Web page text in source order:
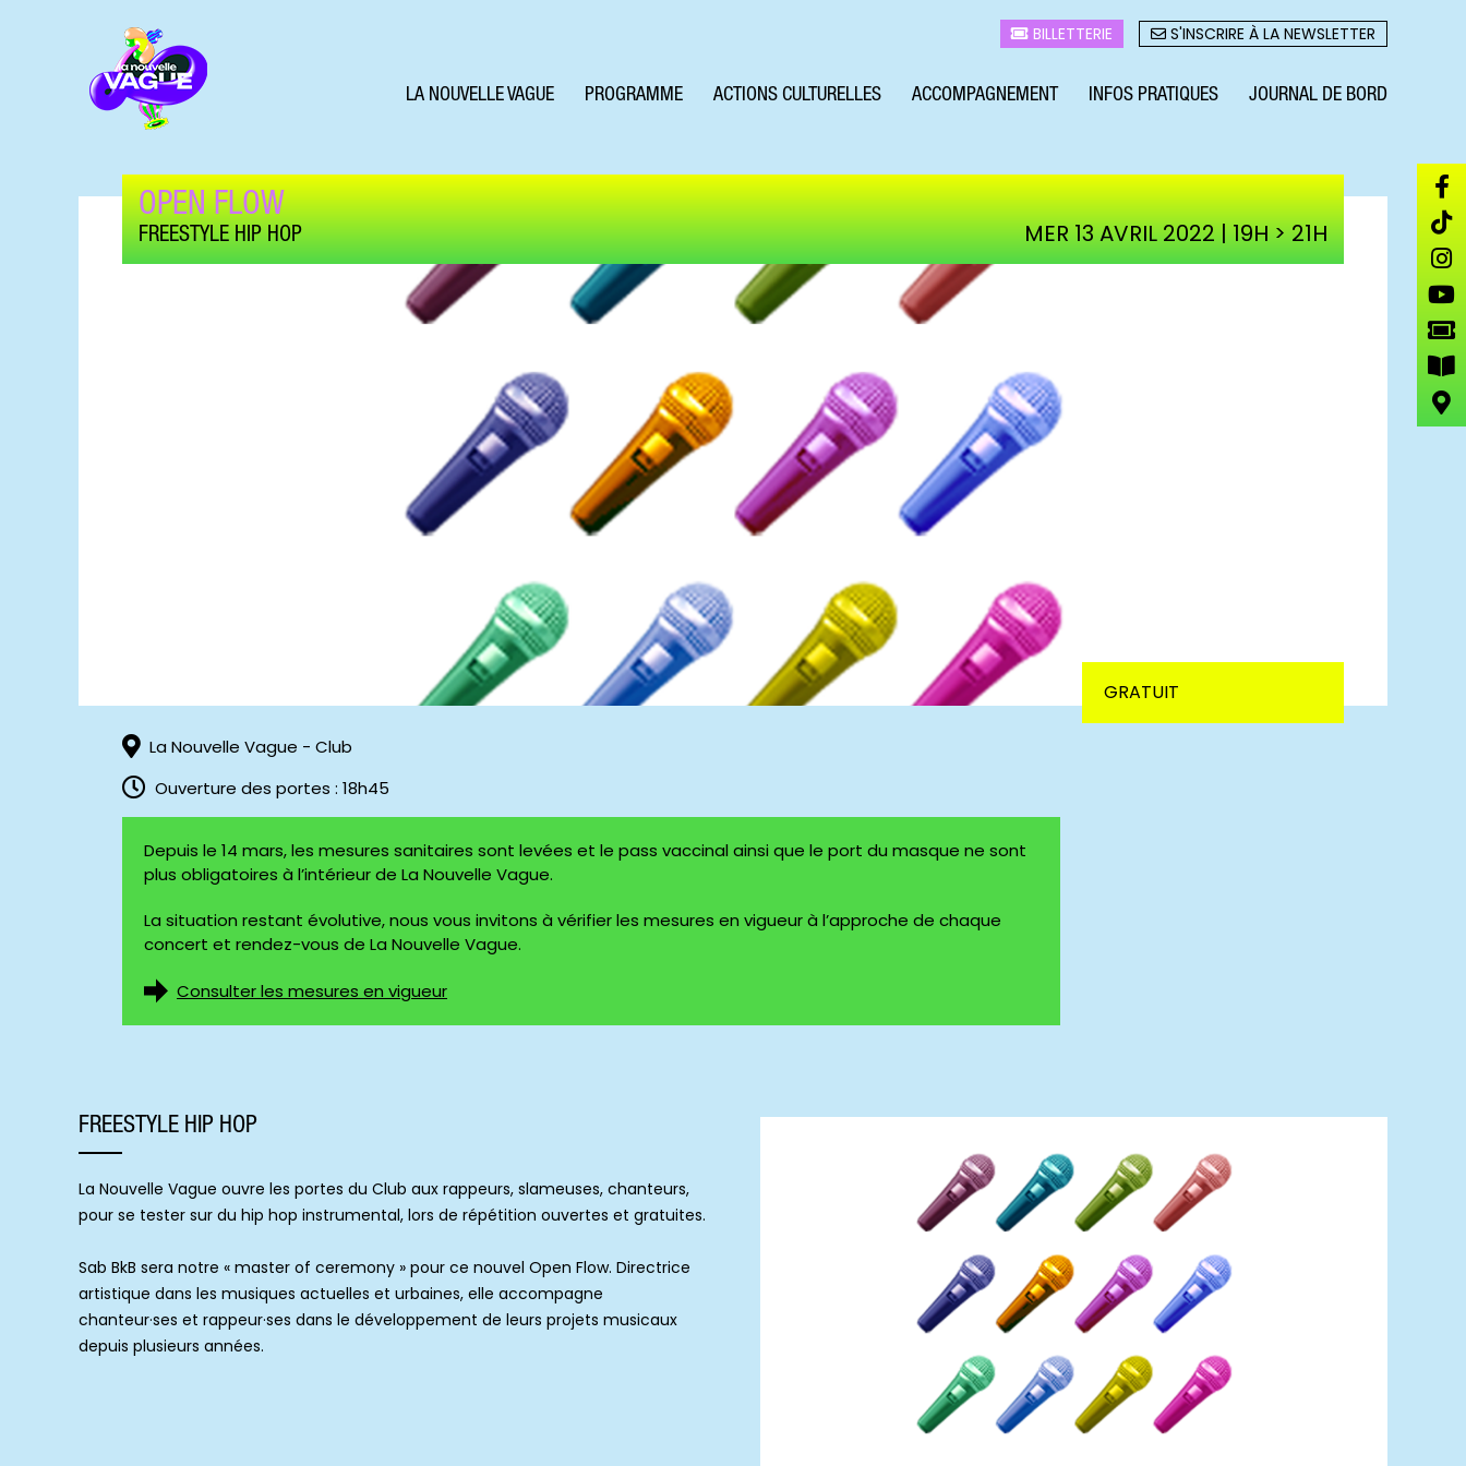
BILLETTERIE S'INSCRIRE À LA NEWSLETTER
LA NOUVELLE VAGUE PROGRAMME ACTIONS CULTURELLES ACCOMPAGNEMENT INFOS PRATIQUES JOURNAL DE BORD
OPEN FLOW
FREESTYLE HIP HOP MER 13 AVRIL 2022 | 19H > 21H
GRATUIT
La Nouvelle Vague - Club
Ouverture des portes : 18h45
Depuis le 14 mars, les mesures sanitaires sont levées et le pass vaccinal ainsi que le port du masque ne sont
plus obligatoires à l’intérieur de La Nouvelle Vague.
La situation restant évolutive, nous vous invitons à vérifier les mesures en vigueur à l’approche de chaque
concert et rendez-vous de La Nouvelle Vague.
Consulter les mesures en vigueur
FREESTYLE HIP HOP
La Nouvelle Vague ouvre les portes du Club aux rappeurs, slameuses, chanteurs,
pour se tester sur du hip hop instrumental, lors de répétition ouvertes et gratuites.
Sab BkB sera notre « master of ceremony » pour ce nouvel Open Flow. Directrice
artistique dans les musiques actuelles et urbaines, elle accompagne
chanteur·ses et rappeur·ses dans le développement de leurs projets musicaux
depuis plusieurs années.